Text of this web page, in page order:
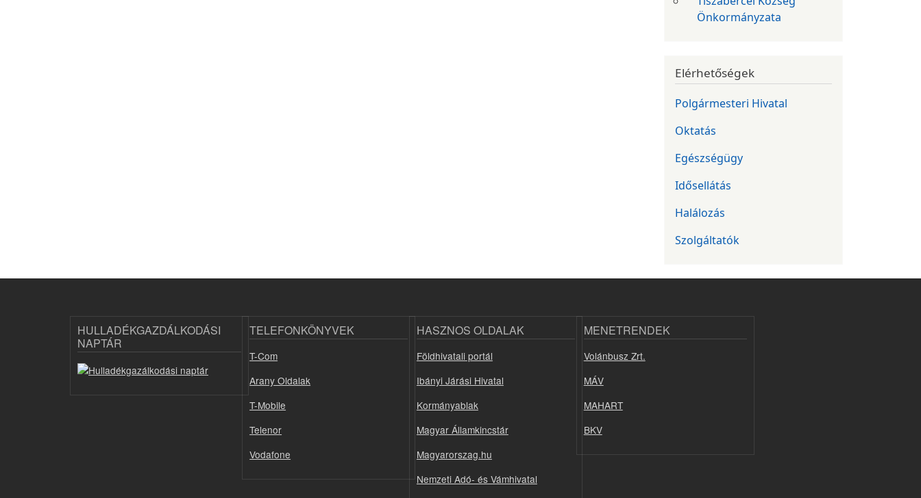
Önkormányzata
Elérhetőségek
Polgármesteri Hivatal
Oktatás
Egészségügy
Idősellátás
Halálozás
Szolgáltatók
HULLADÉKGAZDÁLKODÁSI
NAPTÁR
TELEFONKÖNYVEK
T-Com
Arany Oldalak
T-Mobile
Telenor
Vodafone
HASZNOS OLDALAK
Földhivatali portál
Ibányi Járási Hivatal
Kormányablak
Magyar Államkincstár
Magyarorszag.hu
Nemzeti Adó- és Vámhivatal
MENETRENDEK
Volánbusz Zrt.
MÁV
MAHART
BKV